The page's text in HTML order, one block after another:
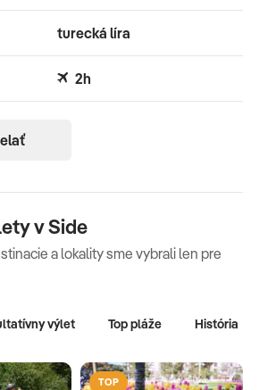
turecká líra
2h
v Side
a lokality sme vybrali len pre
výlet Top pláže História
TOP